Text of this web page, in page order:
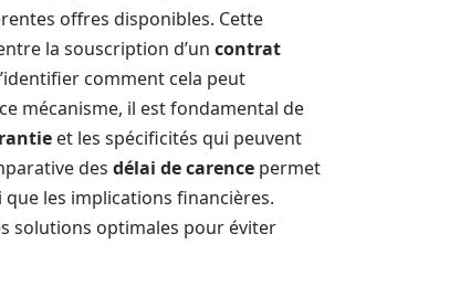
offres disponibles. Cette
la souscription d’un contrat
comment cela peut
mécanisme, il est fondamental de
et les spécificités qui peuvent
des délai de carence permet
les implications financières.
solutions optimales pour éviter